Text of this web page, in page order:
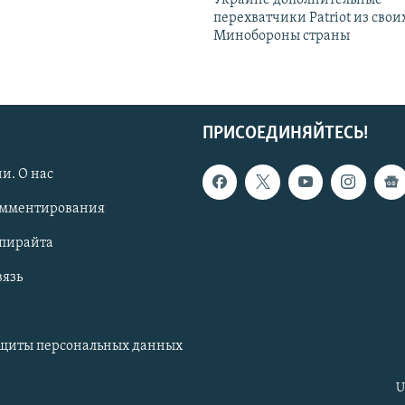
перехватчики Patriot из
Минобороны страны
ПРИСОЕДИНЯЙТЕСЬ!
О нас
персональных данных